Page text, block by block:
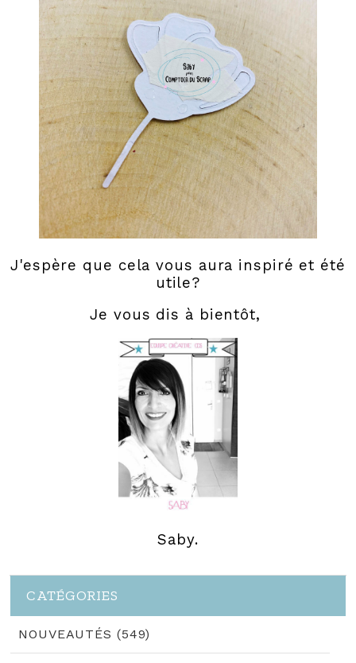
J'espère que cela vous aura inspiré et été
utile?
Je vous dis à bientôt,
Saby.
CATÉGORIES
NOUVEAUTÉS (549)